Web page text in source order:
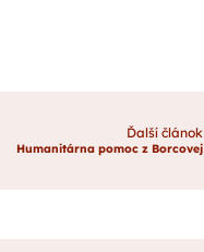
Ďalší článok
Humanitárna pomoc z Borcovej